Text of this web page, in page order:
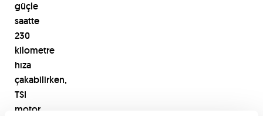
güçle
saatte
230
kilometre
hıza
çakabilirken,
TSI
motor